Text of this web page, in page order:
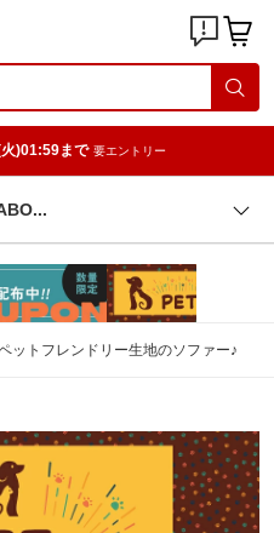
)01:59まで 要エントリー
O
ットフレンドリー生地のソファー♪